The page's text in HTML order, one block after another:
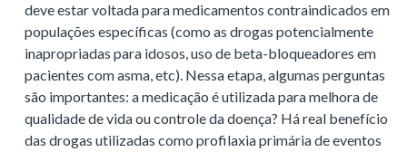
deve estar voltada para medicamentos contraindicados em
populações específicas (como as drogas potencialmente
inapropriadas para idosos, uso de beta-bloqueadores em
pacientes com asma, etc). Nessa etapa, algumas perguntas
são importantes: a medicação é utilizada para melhora de
qualidade de vida ou controle da doença? Há real benefício
das drogas utilizadas como profilaxia primária de eventos